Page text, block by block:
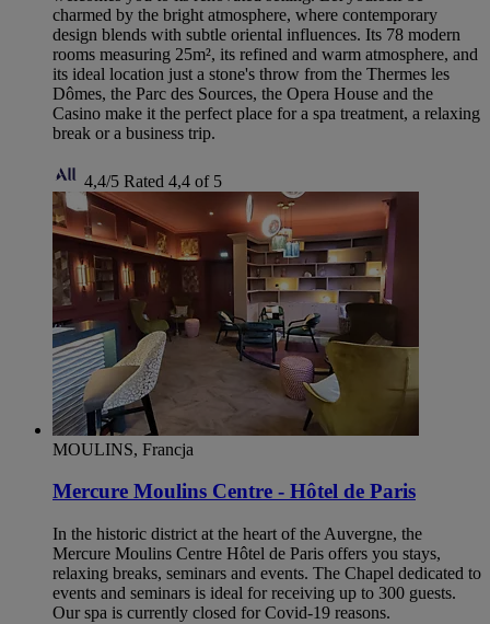
charmed by the bright atmosphere, where contemporary
design blends with subtle oriental influences. Its 78 modern
rooms measuring 25m², its refined and warm atmosphere, and
its ideal location just a stone's throw from the Thermes les
Dômes, the Parc des Sources, the Opera House and the
Casino make it the perfect place for a spa treatment, a relaxing
break or a business trip.
4,4/5 Rated 4,4 of 5
MOULINS, Francja
Mercure Moulins Centre - Hôtel de Paris
In the historic district at the heart of the Auvergne, the
Mercure Moulins Centre Hôtel de Paris offers you stays,
relaxing breaks, seminars and events. The Chapel dedicated to
events and seminars is ideal for receiving up to 300 guests.
Our spa is currently closed for Covid-19 reasons.